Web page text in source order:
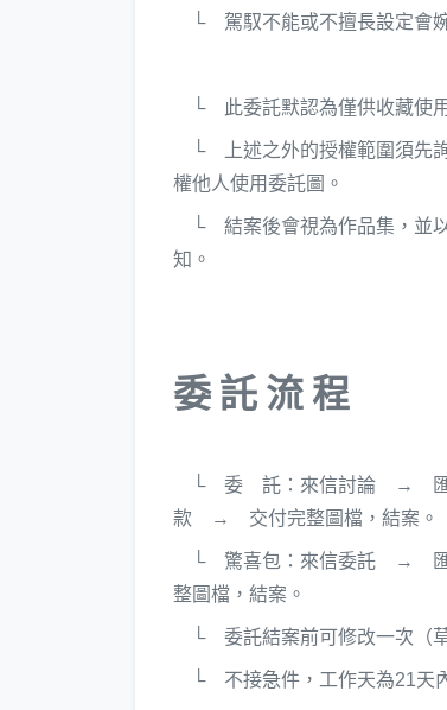
└ 駕馭不能或不擅長設定會
└ 此委託默認為僅供收藏使用
└ 上述之外的授權範圍須先詢
權他人使用委託圖。
└ 結案後會視為作品集，並以
知。
委 託 流 程
└ 委 託：來信討論 → 匯
款 → 交付完整圖檔，結案。
└ 驚喜包：來信委託 → 匯
整圖檔，結案。
└ 委託結案前可修改一次（草
└ 不接急件，工作天為21天